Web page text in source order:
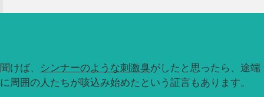
聞けば、 シンナーのような刺激臭がしたと思ったら、途端
に周囲の人たちが咳込み始めたという証言もあります。